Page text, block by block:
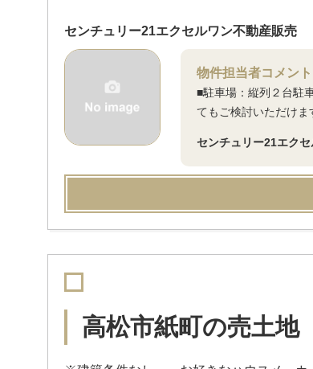
センチュリー21エクセルワン不動産販売
物件担当者コメント
■駐車場：縦列２台駐
てもご検討いただけま
センチュリー21エク
高松市紙町の売土地